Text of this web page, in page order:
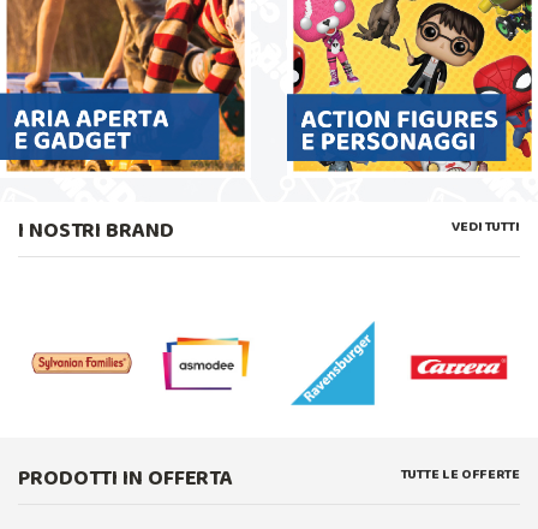
I NOSTRI BRAND VEDI TUTTI
PRODOTTI IN OFFERTA TUTTE LE OFFERTE